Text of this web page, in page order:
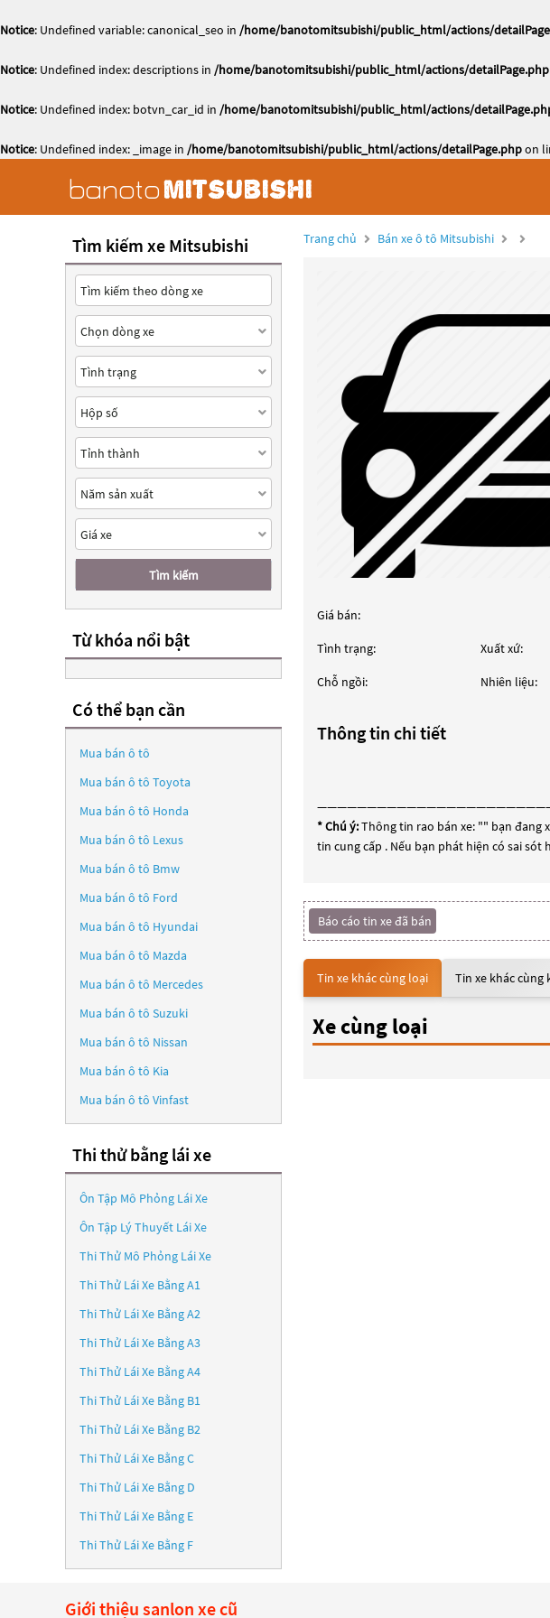
Notice: Undefined variable: canonical_seo in /home/banotomitsubishi/public_html/actions/
Notice: Undefined index: descriptions in /home/banotomitsubishi/public_html/actions/detailPage.php
Notice: Undefined index: botvn_car_id in /home/banotomitsubishi/public_html/actions/
Notice: Undefined index: _image in /home/banotomitsubishi/public_html/actions/detailPage.phpon
Trang chủ Bán xe ô tô Mitsubishi
Giá bán:
Tình trạng: Xuất xứ:
Chỗ ngồi: Nhiên liệu:
Thông tin chi tiết
* Chú ý:Thông tin rao bán xe: "" bạn đang
tin cung cấp . Nếu bạn phát hiện có sai
Báo cáo tin xe đã bán
Tin xe khác cùng loại Tin xe khác cùng
Xe cùng loại
Tìm kiếm xe Mitsubishi
Tìm kiếm
Từ khóa nổi bật
Có thể bạn cần
Mua bán ô tô
Mua bán ô tô Toyota
Mua bán ô tô Honda
Mua bán ô tô Lexus
Mua bán ô tô Bmw
Mua bán ô tô Ford
Mua bán ô tô Hyundai
Mua bán ô tô Mazda
Mua bán ô tô Mercedes
Mua bán ô tô Suzuki
Mua bán ô tô Nissan
Mua bán ô tô Kia
Mua bán ô tô Vinfast
Thi thử bằng lái xe
Ôn Tập Mô Phỏng Lái Xe
Ôn Tập Lý Thuyết Lái Xe
Thi Thử Mô Phỏng Lái Xe
Thi Thử Lái Xe Bằng A1
Thi Thử Lái Xe Bằng A2
Thi Thử Lái Xe Bằng A3
Thi Thử Lái Xe Bằng A4
Thi Thử Lái Xe Bằng B1
Thi Thử Lái Xe Bằng B2
Thi Thử Lái Xe Bằng C
Thi Thử Lái Xe Bằng D
Thi Thử Lái Xe Bằng E
Thi Thử Lái Xe Bằng F
Giới thiệu sanlon xe cũ